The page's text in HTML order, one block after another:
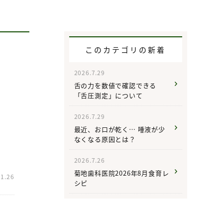
このカテゴリの新着
2026.7.29
舌の力を数値で確認できる
「舌圧測定」について
2026.7.29
最近、お口が乾く… 唾液が少
なくなる原因とは？
2026.7.26
菊地歯科医院2026年8月食育レ
シピ